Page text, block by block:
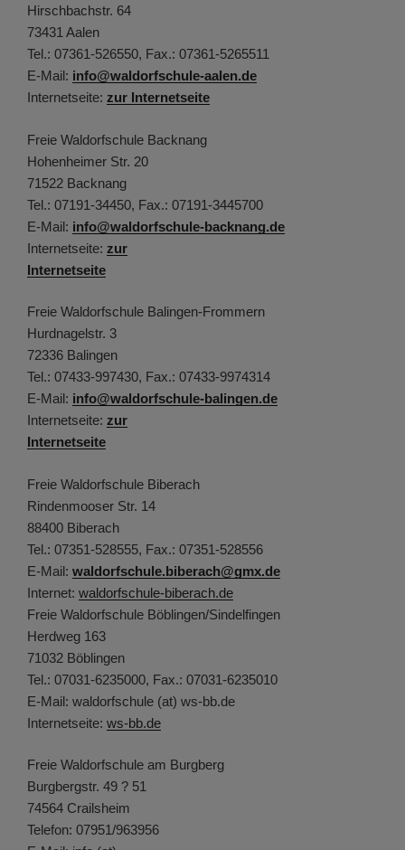
Hirschbachstr. 64
73431 Aalen
Tel.: 07361-526550, Fax.: 07361-5265511
E-Mail: info@waldorfschule-aalen.de
Internetseite: zur Internetseite
Freie Waldorfschule Backnang
Hohenheimer Str. 20
71522 Backnang
Tel.: 07191-34450, Fax.: 07191-3445700
E-Mail: info@waldorfschule-backnang.de
Internetseite: zur
Internetseite
Freie Waldorfschule Balingen-Frommern
Hurdnagelstr. 3
72336 Balingen
Tel.: 07433-997430, Fax.: 07433-9974314
E-Mail: info@waldorfschule-balingen.de
Internetseite: zur
Internetseite
Freie Waldorfschule Biberach
Rindenmooser Str. 14
88400 Biberach
Tel.: 07351-528555, Fax.: 07351-528556
E-Mail: waldorfschule.biberach@gmx.de
Internet: waldorfschule-biberach.de
Freie Waldorfschule Böblingen/Sindelfingen
Herdweg 163
71032 Böblingen
Tel.: 07031-6235000, Fax.: 07031-6235010
E-Mail: waldorfschule (at) ws-bb.de
Internetseite: ws-bb.de
Freie Waldorfschule am Burgberg
Burgbergstr. 49 ? 51
74564 Crailsheim
Telefon: 07951/963956